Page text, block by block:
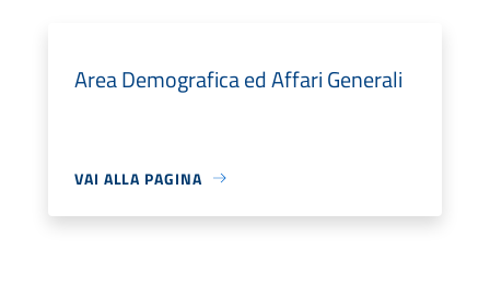
Area Demografica ed Affari Generali
VAI ALLA PAGINA